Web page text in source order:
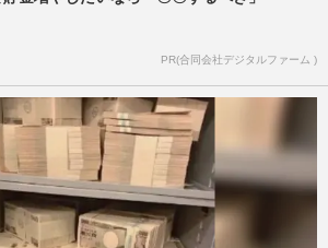
PR(合同会社デジタルファーム )